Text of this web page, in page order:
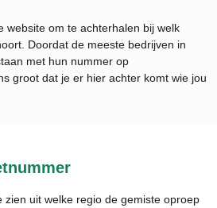
website om te achterhalen bij welk
Doordat de meeste bedrijven in
met hun nummer op
groot dat je er hier achter komt wie jou
zien uit welke regio de gemiste oproep